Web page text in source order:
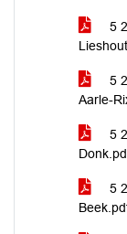
5
5
Aarle-
5
5